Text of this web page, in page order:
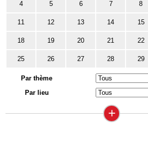
4 5 6 7 8
11 12 13 14 15
18 19 20 21 22
25 26 27 28 29
Par thème
Par lieu
+